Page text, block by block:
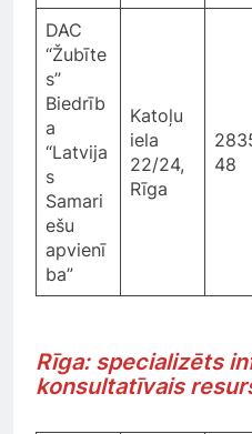
DAC
“Žubīte
s”
Biedrīb
a
“Latvija
s
Samari
ešu
apvienī
ba”
Katoļu
iela
22/24,
Rīga
48
Rīga: specializēts
konsultatīvais